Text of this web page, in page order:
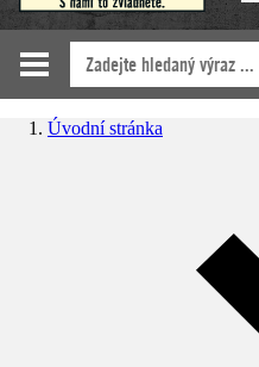
Úvodní stránka